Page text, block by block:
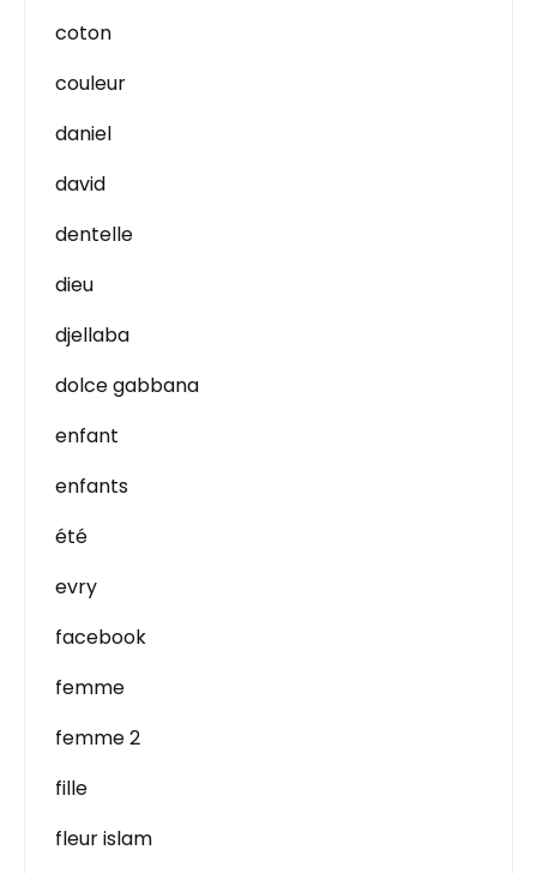
coton
couleur
daniel
david
dentelle
dieu
djellaba
dolce gabbana
enfant
enfants
été
evry
facebook
femme
femme 2
fille
fleur islam